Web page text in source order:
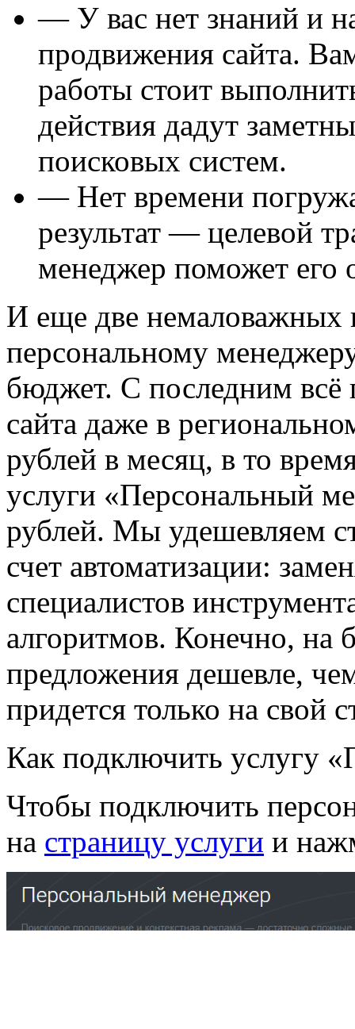
— У вас нет знаний и
продвижения сайта.
работы стоит
действия дадут
поисковых систем.
— Нет времени
результат — целевой
менеджер поможет его
И еще две
персональному
бюджет. С последним всё
сайта даже в
рублей в месяц, в то
услуги «Персональный
рублей. Мы удешевляем
счет автоматизации:
специалистов
алгоритмов. Конечно,
предложения дешевле,
придется только на свой
Как подключить услугу
Чтобы подключить
на страницу услуги и